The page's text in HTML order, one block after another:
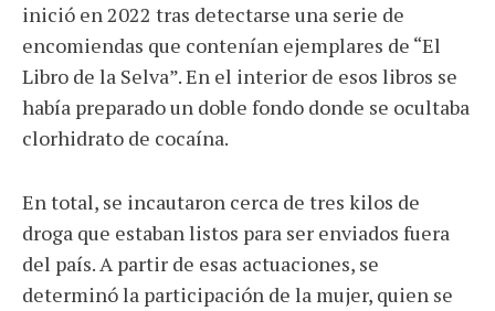
inició en 2022 tras detectarse una serie de
encomiendas que contenían ejemplares de “El
Libro de la Selva”. En el interior de esos libros se
había preparado un doble fondo donde se ocultaba
clorhidrato de cocaína.
En total, se incautaron cerca de tres kilos de
droga que estaban listos para ser enviados fuera
del país. A partir de esas actuaciones, se
determinó la participación de la mujer, quien se